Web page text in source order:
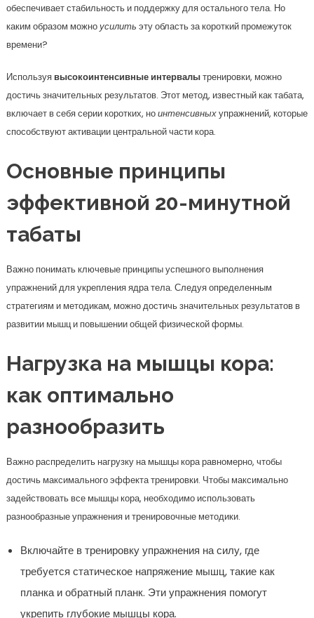
обеспечивает стабильность и поддержку для остального тела. Но
каким образом можноусилить эту область за короткий промежуток
времени?
Используя высокоинтенсивные интервалытренировки, можно
достичь значительных результатов. Этот метод, известный как табата,
включает в себя серии коротких, ноинтенсивныхупражнений, которые
способствуют активации центральной части кора.
Основные принципы
эффективной 20-минутной
табаты
Важно понимать ключевые принципы успешного выполнения
упражнений для укрепления ядра тела. Следуя определенным
стратегиям и методикам, можно достичь значительных результатов в
развитии мышц и повышении общей физической формы.
Нагрузка на мышцы кора:
как оптимально
разнообразить
Важно распределить нагрузку на мышцы кора равномерно, чтобы
достичь максимального эффекта тренировки. Чтобы максимально
задействовать все мышцы кора, необходимо использовать
разнообразные упражнения и тренировочные методики.
Включайте в тренировку упражнения на силу, где
требуется статическое напряжение мышц, такие как
планка и обратный планк. Эти упражнения помогут
укрепить глубокие мышцы кора.